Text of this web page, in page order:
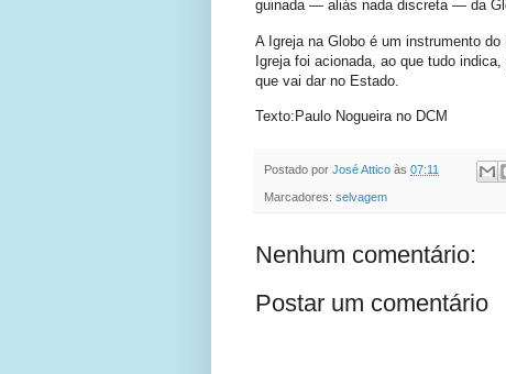
guinada — aliás nada discreta — da
A Igreja na Globo é um instrumento
Igreja foi acionada, ao que tudo
que vai dar no Estado.
Texto:Paulo Nogueira no DCM
Postado por José Attico às 07:11
Marcadores: selvagem
Nenhum comentário:
Postar um comentário